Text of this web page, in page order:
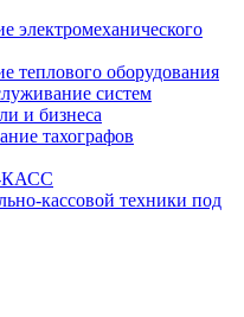
электромеханического
теплового оборудования
систем
и бизнеса
тахографов
кассовой техники под